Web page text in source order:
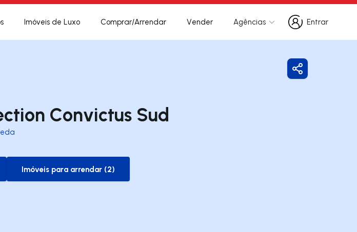
Imóveis de Luxo Comprar/Arrendar Vender Agências
Entrar
Entrar
Convictus Sud
to-rent-listing
Imóveis para arrendar (2)
Partilhar